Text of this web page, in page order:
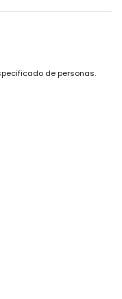
de 4 kilómetros de la
de 100 kilómetros de la
(> 100 kilómetros)
con niños
del alquiler de la
petición)
de personas.